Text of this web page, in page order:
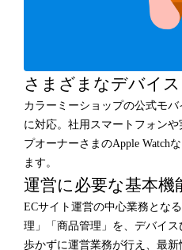
さまざまなデバイ
カラーミーショップの公式モ
に対応。社用スマートフォン
プオーナーさまのApple Watch
ます。
運営に必要な基本機
ECサイト運営の中心業務とな
理」「商品管理」を、デバイ
歩かずに運営業務が行え、最新